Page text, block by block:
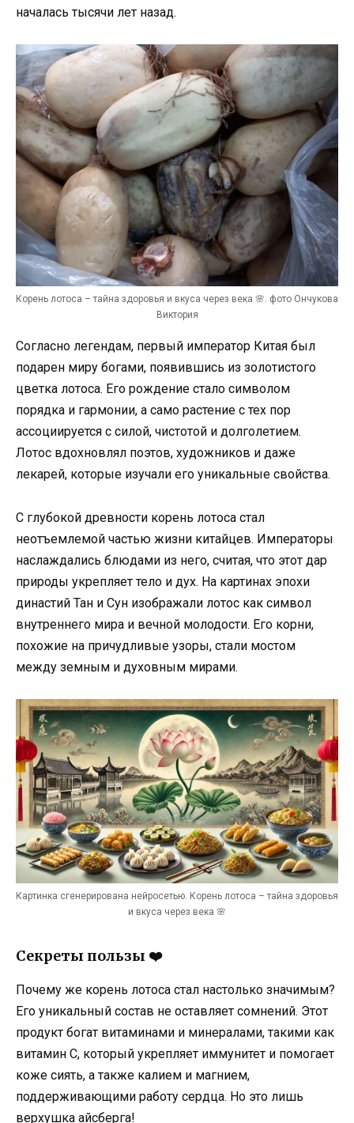
началась тысячи лет назад.
Корень лотоса – тайна здоровья и вкуса через века 🌸. фото Ончукова
Виктория
Согласно легендам, первый император Китая был
подарен миру богами, появившись из золотистого
цветка лотоса. Его рождение стало символом
порядка и гармонии, а само растение с тех пор
ассоциируется с силой, чистотой и долголетием.
Лотос вдохновлял поэтов, художников и даже
лекарей, которые изучали его уникальные свойства.
С глубокой древности корень лотоса стал
неотъемлемой частью жизни китайцев. Императоры
наслаждались блюдами из него, считая, что этот дар
природы укрепляет тело и дух. На картинах эпохи
династий Тан и Сун изображали лотос как символ
внутреннего мира и вечной молодости. Его корни,
похожие на причудливые узоры, стали мостом
между земным и духовным мирами.
Картинка сгенерирована нейросетью. Корень лотоса – тайна здоровья
и вкуса через века 🌸
Секреты пользы ❤️
Почему же корень лотоса стал настолько значимым?
Его уникальный состав не оставляет сомнений. Этот
продукт богат витаминами и минералами, такими как
витамин C, который укрепляет иммунитет и помогает
коже сиять, а также калием и магнием,
поддерживающими работу сердца. Но это лишь
верхушка айсберга!